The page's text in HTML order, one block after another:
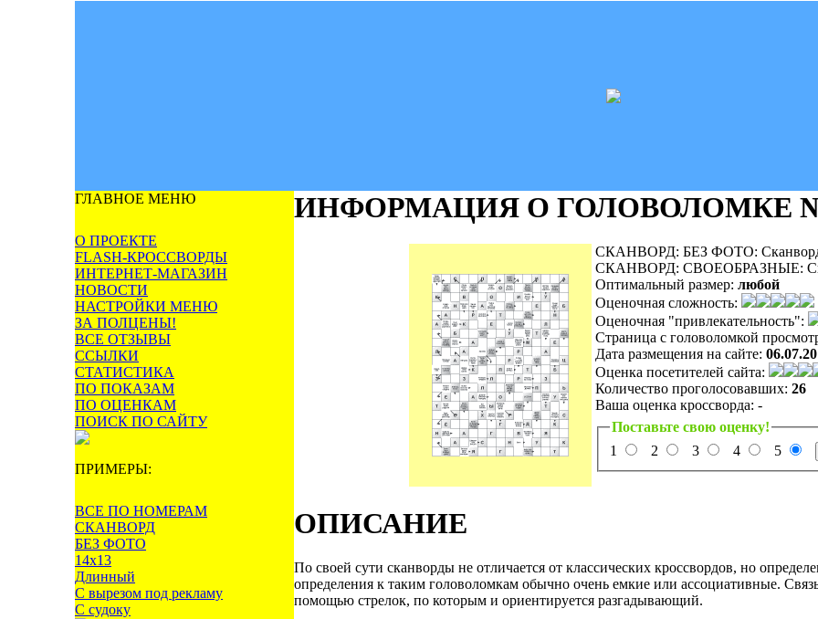
ГЛАВНОЕ МЕНЮ
О ПРОЕКТЕ
FLASH-КРОССВОРДЫ
ИНТЕРНЕТ-МАГАЗИН
НОВОСТИ
НАСТРОЙКИ МЕНЮ
ЗА ПОЛЦЕНЫ!
ВСЕ ОТЗЫВЫ
ССЫЛКИ
СТАТИСТИКА
ПО ПОКАЗАМ
ПО ОЦЕНКАМ
ПОИСК ПО САЙТУ
ПРИМЕРЫ:
ВСЕ ПО НОМЕРАМ
СКАНВОРД
БЕЗ ФОТО
14х13
Длинный
С вырезом под рекламу
С судоку
ИНФОРМАЦИЯ О ГОЛОВОЛОМКЕ
СКАНВОРД: БЕЗ ФОТО:
СКАНВОРД: СВОЕОБРАЗНЫЕ:
Оптимальный размер: любой
Оценочная сложность:
Оценочная "привлекательность":
Страница с головоломкой
Дата размещения на сайте:
Оценка посетителей сайта:
Количество проголосовавших: 26
Ваша оценка кроссворда: -
Поставьте свою оценку!
1
2 3 4 5
ОПИСАНИЕ
По своей сути сканворды не отличается от классических кроссвордов, но
определения к таким головоломкам обычно очень емкие или ассоциативные.
помощью стрелок, по которым и ориентируется разгадывающий.